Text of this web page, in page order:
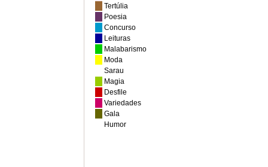
Tertúlia
Poesia
Concurso
Leituras
Malabarismo
Moda
Sarau
Magia
Desfile
Variedades
Gala
Humor